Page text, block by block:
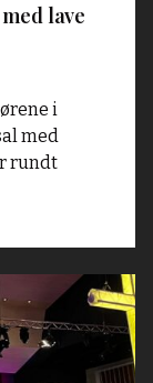
lave
i
med
rundt